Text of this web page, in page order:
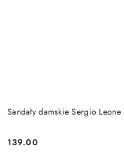
Sandały damskie Sergio
Cena:
139.00